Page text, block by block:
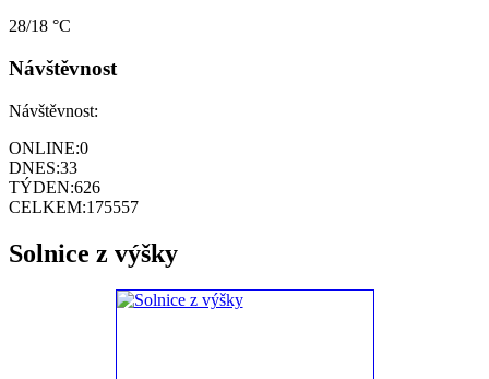
28/18 °C
Návštěvnost
Návštěvnost:
ONLINE:0
DNES:33
TÝDEN:626
CELKEM:175557
Solnice z výšky